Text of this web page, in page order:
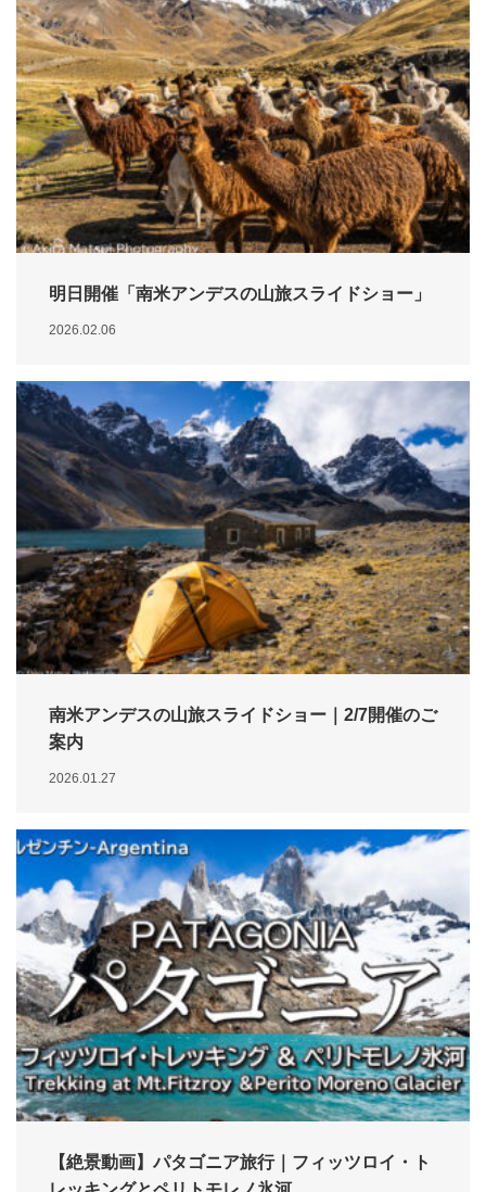
明日開催「南米アンデスの山旅スライドショー」
2026.02.06
南米アンデスの山旅スライドショー｜2/7開催のご
案内
2026.01.27
【絶景動画】パタゴニア旅行｜フィッツロイ・ト